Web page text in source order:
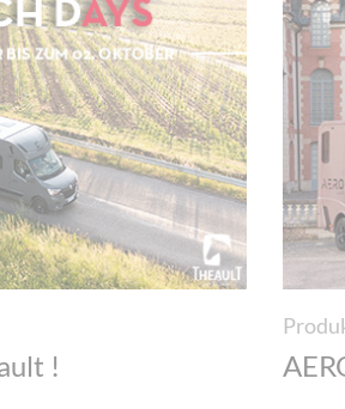
!
Cookie-Einstellungen